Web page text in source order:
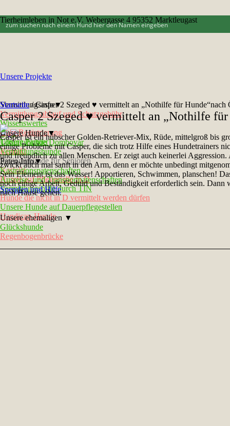
Tierheimleben in Not e.V. Webergasse 4 95352 Marktleugast
Unsere Projekte
Vermittlungsinfo▼
Vermittlungsablauf und Schutzgebühr
Wissenswertes
Chip-Registrierung
Unsere Partner
Kontakt
Unsere Hunde▼
Tötungshunde Dombovár
Vermittlungshunde
Seniorenhunde für Senioren
Notfelle
Hunde auf Pflegestelle in D
Vermittlungshilfe durch TIN
Hunde die nicht in D vermittelt werden dürfen
Unsere Hunde auf Dauerpflegestellen
Handicap-Hunde
Paten-Info▼
Kastrationspatenschaften
Ausreise- und Transportpatenschaften
Spenden und Hilfe
Unsere ehemaligen ▼
Glückshunde
Regenbogenbrücke
Startseite /Casper 2 Szeged ♥ vermittelt an „Nothilfe für Hunde“nach
Casper 2 Szeged ♥ vermittelt an „Nothilfe
Casper ist ein hübscher Golden-Retriever-Mix, Rüde, mittelgroß bis
einige Probleme mit Casper, die sich trotz Hilfe eines Hundetrainers
und freundlich zu allen Menschen. Er zeigt auch keinerlei
zwickt auch mal sanft in den Arm, denn er möchte unbedingt
Sein Element ist das Wasser! Apportieren, Schwimmen, planschen!
noch einige Arbeit, Geduld und Beständigkeit erforderlich sein. Dann
nach Hause gehen.